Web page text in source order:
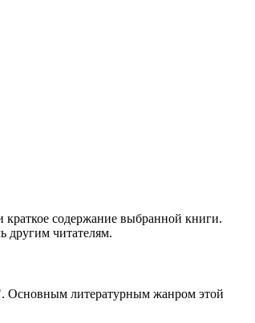
краткое содержание выбранной книги.
другим читателям.
Основным литературным жанром этой